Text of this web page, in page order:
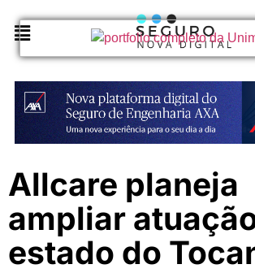
Allcare planeja
ampliar
estado do